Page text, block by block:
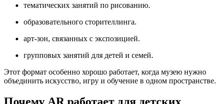
тематических занятий по рисованию.
образовательного сторителлинга.
арт-зон, связанных с экспозицией.
групповых занятий для детей и семей.
Этот формат особенно хорошо работает, когда музею нужно
объединить искусство, игру и обучение в одном пространстве.
Почему AR работает для детских